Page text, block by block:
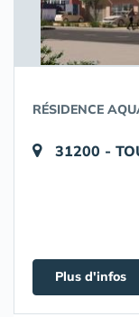
RÉSIDENCE
31200 -
Plus d'infos